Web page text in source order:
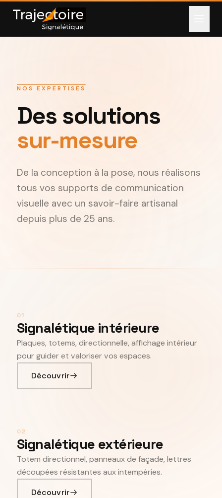
NOS EXPERTISES
Des solutions
sur-mesure
De la conception à la pose, nous réalisons
tous vos supports de communication
visuelle avec un savoir-faire artisanal
depuis plus de 25 ans.
01
Signalétique intérieure
Plaques, totems, directionnelle, affichage intérieur
pour guider et valoriser vos espaces.
Découvrir
02
Signalétique extérieure
Totem directionnel, panneaux de façade, lettres
découpées résistantes aux intempéries.
Découvrir